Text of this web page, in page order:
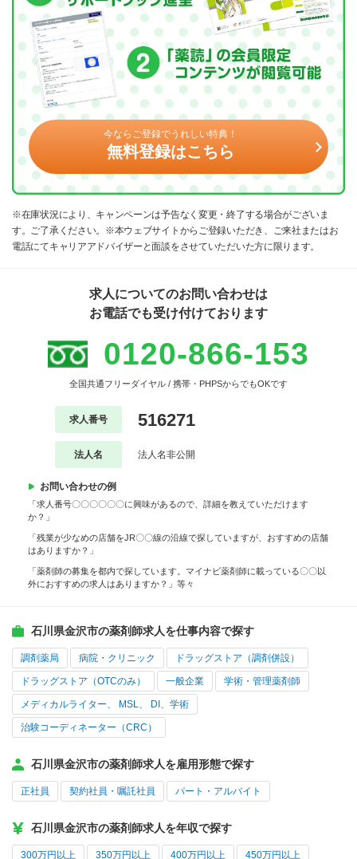
今ならご登録でうれしい特典！
無料登録はこちら
※在庫状況により、キャンペーンは予告なく変更・終了する場合がございま
す。ご了承ください。※本ウェブサイトからご登録いただき、ご来社またはお
電話にてキャリアアドバイザーと面談をさせていただいた方に限ります。
求人についてのお問い合わせは
お電話でも受け付けております
0120-866-153
全国共通フリーダイヤル / 携帯・PHPSからでもOKです
求人番号 516271
法人名 法人名非公開
お問い合わせの例
「求人番号〇〇〇〇〇〇に興味があるので、詳細を教えていただけます
か？」
「残業が少なめの店舗をJR〇〇線の沿線で探していますが、おすすめの店舗
はありますか？」
「薬剤師の募集を都内で探しています。マイナビ薬剤師に載っている〇〇以
外におすすめの求人はありますか？」等々
石川県金沢市の薬剤師求人を仕事内容で探す
調剤薬局 病院・クリニック ドラッグストア（調剤併設）
ドラッグストア（OTCのみ） 一般企業 学術・管理薬剤師
メディカルライター、 MSL、 DI、学術
治験コーディネーター（CRC）
石川県金沢市の薬剤師求人を雇用形態で探す
正社員 契約社員・嘱託社員 パート・アルバイト
石川県金沢市の薬剤師求人を年収で探す
300万円以上 350万円以上 400万円以上 450万円以上